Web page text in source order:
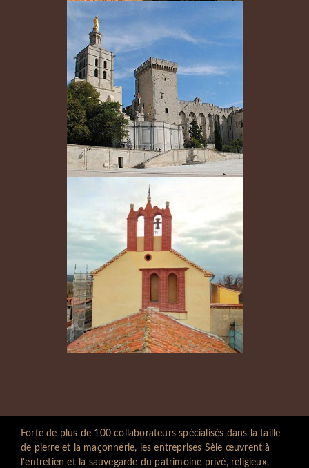
Forte de plus de 100 collaborateurs spécialisés dans la taille
de pierre et la maçonnerie, les entreprises Sèle œuvrent à
l'entretien et la sauvegarde du patrimoine privé, religieux,